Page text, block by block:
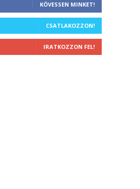
KÖVESSEN MINKET!
CSATLAKOZZON!
IRATKOZZON FEL!